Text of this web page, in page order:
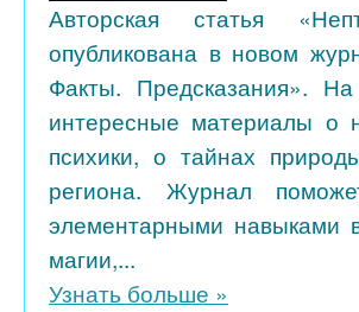
Авторская статья
опубликована в новом
Факты. Предсказания».
интересные материалы о
психики, о тайнах
региона. Журнал
элементарными навыками
магии,...
Узнать больше »